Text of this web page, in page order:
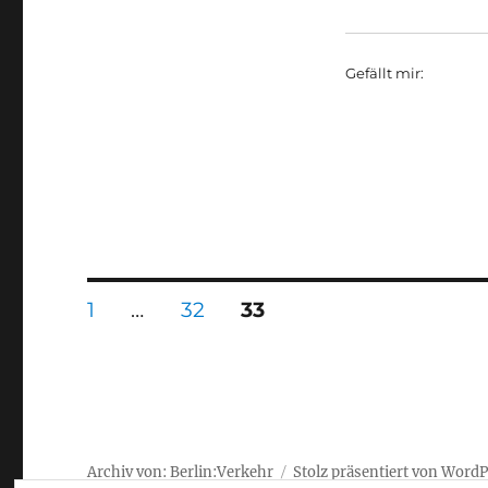
Gefällt mir:
Seitennummerierung
SEITE
1 … SEITE
32 SEITE
33
Archiv von: Berlin:Verkehr Stolz präsentiert von